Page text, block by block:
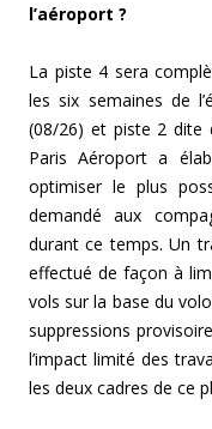
l’aéroport ?
La piste 4 sera
les six semaines de
(08/26) et piste 2 dite
Paris Aéroport a
optimiser le plus
demandé aux
durant ce temps. Un
effectué de façon à
vols sur la base du
suppressions
l’impact limité des
les deux cadres de ce